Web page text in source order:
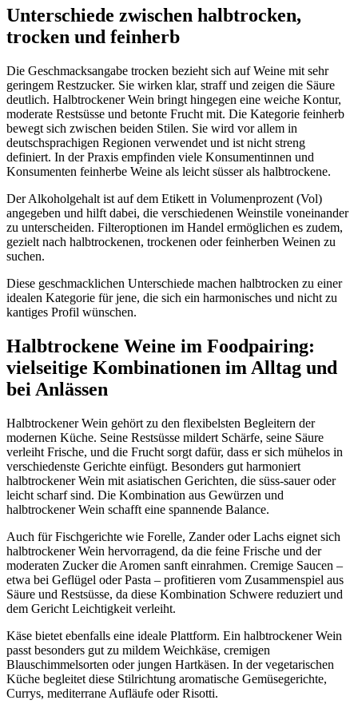
Unterschiede zwischen halbtrocken,
trocken und feinherb
Die Geschmacksangabe trocken bezieht sich auf Weine mit sehr
geringem Restzucker. Sie wirken klar, straff und zeigen die Säure
deutlich. Halbtrockener Wein bringt hingegen eine weiche Kontur,
moderate Restsüsse und betonte Frucht mit. Die Kategorie feinherb
bewegt sich zwischen beiden Stilen. Sie wird vor allem in
deutschsprachigen Regionen verwendet und ist nicht streng
definiert. In der Praxis empfinden viele Konsumentinnen und
Konsumenten feinherbe Weine als leicht süsser als halbtrockene.
Der Alkoholgehalt ist auf dem Etikett in Volumenprozent (Vol)
angegeben und hilft dabei, die verschiedenen Weinstile voneinander
zu unterscheiden. Filteroptionen im Handel ermöglichen es zudem,
gezielt nach halbtrockenen, trockenen oder feinherben Weinen zu
suchen.
Diese geschmacklichen Unterschiede machen halbtrocken zu einer
idealen Kategorie für jene, die sich ein harmonisches und nicht zu
kantiges Profil wünschen.
Halbtrockene Weine im Foodpairing:
vielseitige Kombinationen im Alltag und
bei Anlässen
Halbtrockener Wein gehört zu den flexibelsten Begleitern der
modernen Küche. Seine Restsüsse mildert Schärfe, seine Säure
verleiht Frische, und die Frucht sorgt dafür, dass er sich mühelos in
verschiedenste Gerichte einfügt. Besonders gut harmoniert
halbtrockener Wein mit asiatischen Gerichten, die süss-sauer oder
leicht scharf sind. Die Kombination aus Gewürzen und
halbtrockener Wein schafft eine spannende Balance.
Auch für Fischgerichte wie Forelle, Zander oder Lachs eignet sich
halbtrockener Wein hervorragend, da die feine Frische und der
moderaten Zucker die Aromen sanft einrahmen. Cremige Saucen –
etwa bei Geflügel oder Pasta – profitieren vom Zusammenspiel aus
Säure und Restsüsse, da diese Kombination Schwere reduziert und
dem Gericht Leichtigkeit verleiht.
Käse bietet ebenfalls eine ideale Plattform. Ein halbtrockener Wein
passt besonders gut zu mildem Weichkäse, cremigen
Blauschimmelsorten oder jungen Hartkäsen. In der vegetarischen
Küche begleitet diese Stilrichtung aromatische Gemüsegerichte,
Currys, mediterrane Aufläufe oder Risotti.